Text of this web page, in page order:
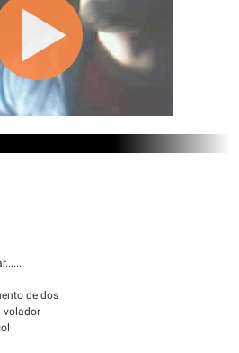
de dos
volador